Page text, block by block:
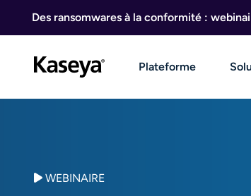
Des ransomwares à la conformité :
Plateforme
WEBINAIRE